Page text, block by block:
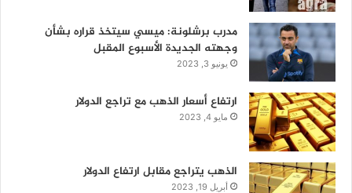
مدرب برشلونة: ميسي سيتخذ قراره بشأن
وجهته الجديدة الأسبوع المقبل
يونيو 3, 2023
ارتفاع أسعار الذهب مع تراجع الدولار
مايو 4, 2023
الذهب يتراجع مقابل ارتفاع الدولار
أبريل 19, 2023